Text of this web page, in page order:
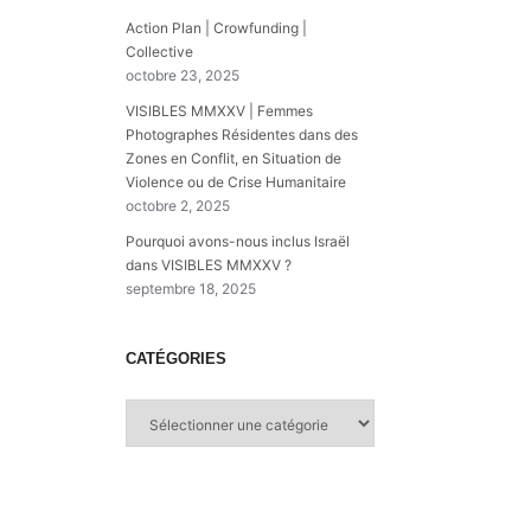
Action Plan | Crowfunding |
Collective
octobre 23, 2025
VISIBLES MMXXV | Femmes
Photographes Résidentes dans des
Zones en Conflit, en Situation de
Violence ou de Crise Humanitaire
octobre 2, 2025
Pourquoi avons-nous inclus Israël
dans VISIBLES MMXXV ?
septembre 18, 2025
CATÉGORIES